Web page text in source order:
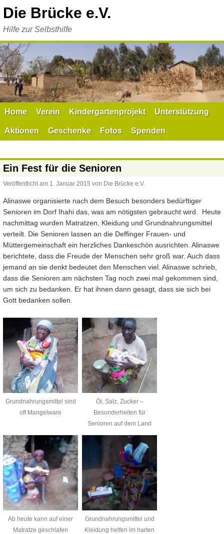
Inhalt
Die Brücke e.V.
Hilfe zur Selbsthilfe
Home Verein Kindergartenprojekt Unterstützung
Aktionen Geschenke Fotos Spenden
Ein Fest für die Senioren
Veröffentlicht am 1. Januar 2015 von Die Brücke e.V.
Alinaswe organisierte nach dem Besuch besonders bedürftiger
Senioren im Dorf Ihahi das, was am nötigsten gebraucht wird. Heute
nachmittag wurden Matratzen, Kleidung und Grundnahrungsmittel
verteilt. Die Senioren lassen an die Deffinger Frauen- und
Müttergemeinschaft ein herzliches Dankeschön ausrichten. Alinaswe
berichtete, dass die Freude der Menschen sehr groß war. Auch dass
jemand an sie denkt bedeutet den Menschen viel. Alinaswe schrieb,
dass die Senioren am nächsten Tag noch zwei mal gekommen sind,
um sich zu bedanken. Er hat ihnen dann gesagt, dass sie sich bei
Gott bedanken sollen.
Grundnahrungsmittel sind
oft Mangelware
Öl, Salz, Zucker –
Besonderheiten für
Senioren auf dem Land
Ab heute kann auf einer
Matratze geschlafen
Grundnahrungsmittel und
Kleidung helfen im harten